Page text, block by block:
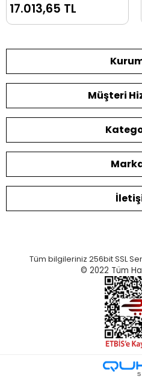
17.013,65 TL
Müşteri
Tüm bilgileriniz 256bit SSL
© 2022 Tüm